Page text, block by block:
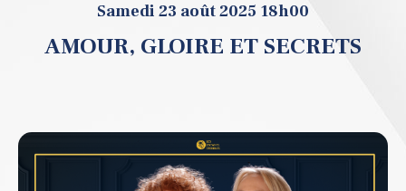
Samedi 23 août 2025 18h00
AMOUR, GLOIRE ET SECRETS